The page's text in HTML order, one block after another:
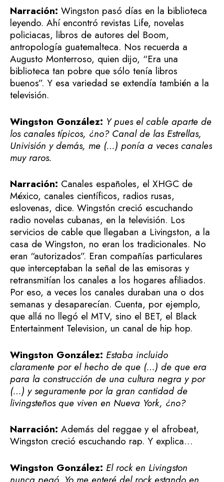
Narración: Wingston pasó días en la biblioteca
leyendo. Ahí encontró revistas Life, novelas
policiacas, libros de autores del Boom,
antropología guatemalteca. Nos recuerda a
Augusto Monterroso, quien dijo, “Era una
biblioteca tan pobre que sólo tenía libros
buenos”. Y esa variedad se extendía también a la
televisión.
Wingston González: Y pues el cable aparte de
los canales típicos, ¿no? Canal de las Estrellas,
Univisión y demás, me (…) ponía a veces canales
muy raros.
Narración: Canales españoles, el XHGC de
México, canales científicos, radios rusas,
eslovenas, dice. Wingstón creció escuchando
radio novelas cubanas, en la televisión. Los
servicios de cable que llegaban a Livingston, a la
casa de Wingston, no eran los tradicionales. No
eran “autorizados”. Eran compañías particulares
que interceptaban la señal de las emisoras y
retransmitían los canales a los hogares afiliados.
Por eso, a veces los canales duraban una o dos
semanas y desaparecían. Cuenta, por ejemplo,
que allá no llegó el MTV, sino el BET, el Black
Entertainment Television, un canal de hip hop.
Wingston González: Estaba incluido
claramente por el hecho de que (…) de que era
para la construcción de una cultura negra y por
(…) y seguramente por la gran cantidad de
livingsteños que viven en Nueva York, ¿no?
Narración: Además del reggae y el afrobeat,
Wingston creció escuchando rap. Y explica…
Wingston González: El rock en Livingston